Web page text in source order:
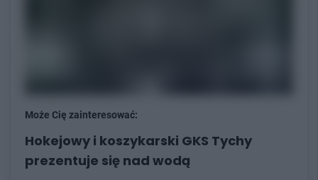
Może Cię zainteresować:
Hokejowy i koszykarski GKS Tychy
prezentuje się nad wodą